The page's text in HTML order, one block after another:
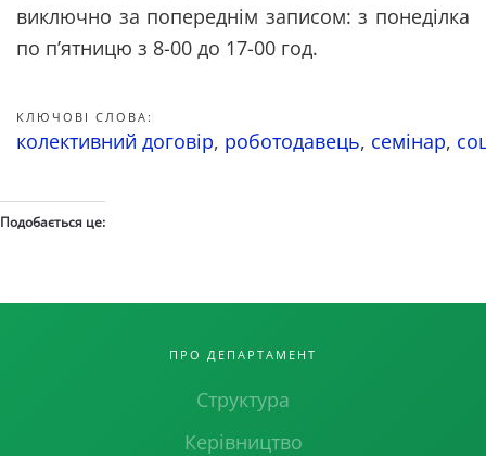
виключно за попереднім записом: з понеділка
по п’ятницю з 8-00 до 17-00 год.
КЛЮЧОВІ СЛОВА:
колективний договір, роботодавець, семінар,
Подобається це:
ПРО ДЕПАРТАМЕНТ
Структура
Керівництво